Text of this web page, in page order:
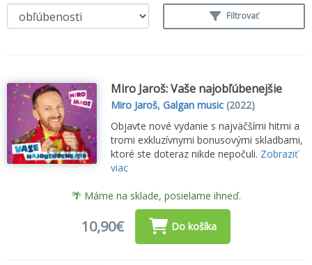
Filtrovať
Miro Jaroš: Vaše najobľúbenejšie
Miro Jaroš,Galgan music (2022)
Objavte nové vydanie s najväčšími hitmi a
tromi exkluzívnymi bonusovými skladbami,
ktoré ste doteraz nikde nepočuli. Zobraziť
viac
🌴 Máme na sklade, posielame ihneď.
10,90€ Do košíka